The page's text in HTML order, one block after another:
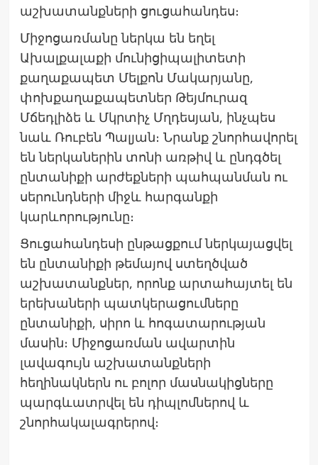
աշխատանքների ցուցահանդես։
Միջոցառմանը ներկա են եղել
Ախալքալաքի մունիցիպալիտետի
քաղաքապետ Մելքոն Մակարյանը,
փոխքաղաքապետներ Թեյմուրազ
Մճեդլիձե և Մկրտիչ Մղդեսյան, ինչպես
նաև Ռուբեն Պալյան։ Նրանք շնորհավորել
են ներկաներին տոնի առթիվ և ընդգծել
ընտանիքի արժեքների պահպանման ու
սերունդների միջև հարգանքի
կարևորությունը։
Ցուցահանդեսի ընթացքում ներկայացվել
են ընտանիքի թեմայով ստեղծված
աշխատանքներ, որոնք արտահայտել են
երեխաների պատկերացումները
ընտանիքի, սիրո և հոգատարության
մասին։ Միջոցառման ավարտին
լավագույն աշխատանքների
հեղինակներն ու բոլոր մասնակիցները
պարգևատրվել են դիպլոմներով և
շնորհակալագրերով։